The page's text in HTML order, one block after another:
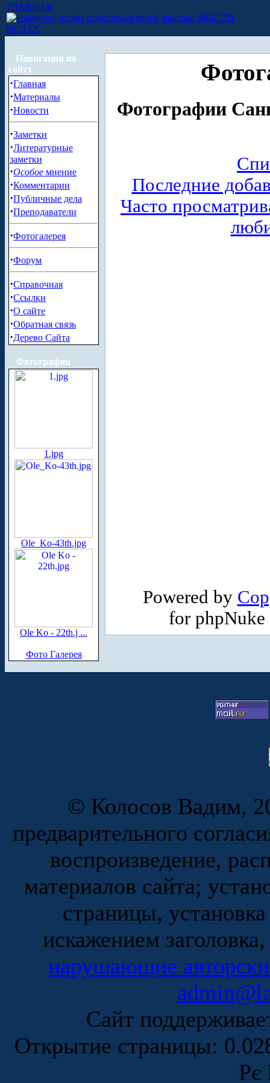
ГЛАВНАЯ
МЫСЛИ
ВСЛУХ
Навигация по
сайту
·Главная
·Материалы
·Новости
·Заметки
·Литературные
заметки
·Особое мнение
·Комментарии
·Публичные дела
·Преподаватели
·Фотогалерея
·Форум
·Справочная
·Ссылки
·О сайте
·Обратная связь
·Дерево Сайта
Фотографии
1.jpg
Ole_Ko-43th.jpg
Ole Ko - 22th.j ...
Фото Галерея
Фотографии
Последние
Часто
Powered by
for
© Колосов Вадим,
предварительного
воспроизведение,
материалов сайта;
страницы,
искажением
нарушающие
Сайт
Открытие страницы:
Рє